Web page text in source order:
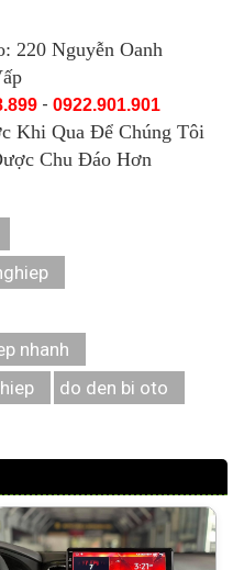
220 Nguyễn Oanh
- 0922.901.901
Khi Qua Để Chúng Tôi
Chu Đáo Hơn
nhanh
do den bi oto